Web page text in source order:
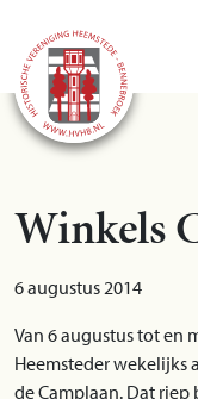
Winkels
6 augustus 2014
Van 6 augustus tot en
Heemsteder wekelijks
de Camplaan. Dat